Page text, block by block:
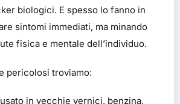
biologici. E spesso lo fanno in
sintomi immediati, ma minando
fisica e mentale dell’individuo.
pericolosi troviamo:
in vecchie vernici, benzina,